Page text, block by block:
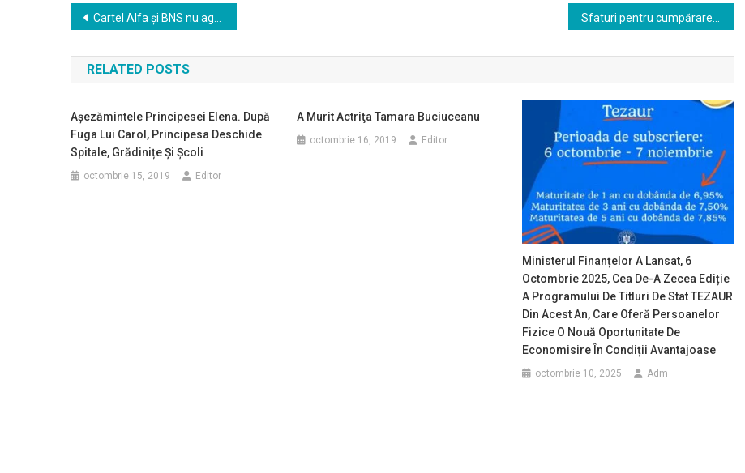
Navigare
în
articole
Cartel Alfa şi BNS nu agreează formulele 2 şi 3 de calcul pentru salariul minim şi recomandă corecţii la varianta 1
RELATED POSTS
Așezămintele Principesei Elena. După
Fuga Lui Carol, Principesa Deschide
Spitale, Grădinițe Și Școli
octombrie 15, 2019 Editor
A Murit Actriţa Tamara Buciuceanu
octombrie 16, 2019 Editor
Ministerul Finanțelor A Lansat, 6
Octombrie 2025, Cea De-A Zecea Ediție
A Programului De Titluri De Stat TEZAUR
Din Acest An, Care Oferă Persoanelor
Fizice O Nouă Oportunitate De
Economisire În Condiții Avantajoase
octombrie 10, 2025 Adm